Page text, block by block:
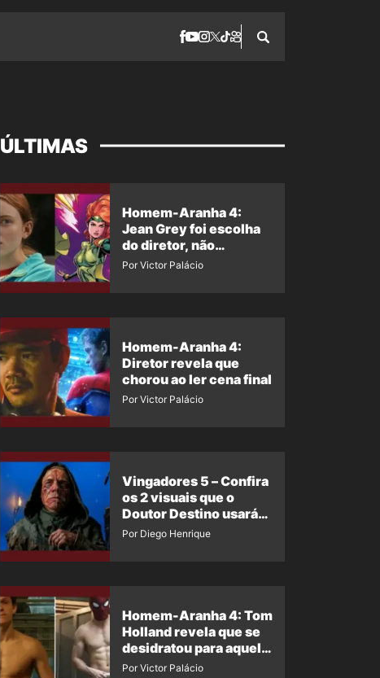
ÚLTIMAS
Homem-Aranha 4:
Jean Grey foi escolha
do diretor, não
imposição da Marvel
Por Victor Palácio
Homem-Aranha 4:
Diretor revela que
chorou ao ler cena final
Por Victor Palácio
Vingadores 5 – Confira
os 2 visuais que o
Doutor Destino usará
no filme
Por Diego Henrique
Homem-Aranha 4: Tom
Holland revela que se
desidratou para aquela
cena
Por Victor Palácio